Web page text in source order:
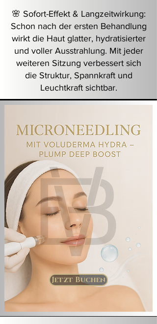
🌸 Sofort-Effekt & Langzeitwirkung:
Schon nach der ersten Behandlung
wirkt die Haut glatter, hydratisierter
und voller Ausstrahlung. Mit jeder
weiteren Sitzung verbessert sich
die Struktur, Spannkraft und
Leuchtkraft sichtbar.
Jetzt Buchen